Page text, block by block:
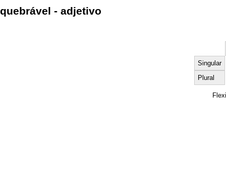
quebrável - adjetivo
Singular
Plural